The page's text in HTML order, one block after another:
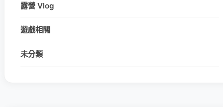
露營 Vlog
遊戲相關
未分類